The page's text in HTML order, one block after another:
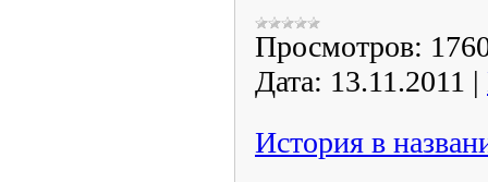
Просмотров:
Дата: 13.11.2011 |
История в